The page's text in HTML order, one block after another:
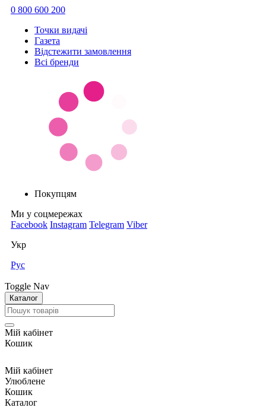
0 800 600 200
Точки видачi
Газета
Відстежити замовлення
Всі бренди
Покупцям
Ми у соцмережах
Facebook Instagram Telegram Viber
Укр
Рус
Toggle Nav
Каталог
Мій кабінет
Кошик
Мій кабінет
Улюблене
Кошик
Каталог